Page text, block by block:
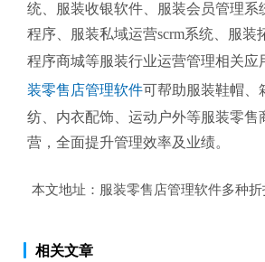
统、服装收银软件、服装会员管理系
程序、服装私域运营scrm系统、服装
程序商城等服装行业运营管理相关应
装零售店管理软件可帮助服装鞋帽、
纺、内衣配饰、运动户外等服装零售
营，全面提升管理效率及业绩。
本文地址： 服装零售店管理软件多种
相关文章